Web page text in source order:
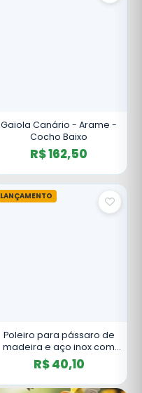
Gaiola Canário - Arame -
Cocho Baixo
R$ 162,50
LANÇAMENTO
Poleiro para pássaro de
madeira e aço inox com
tigela dupla 25cm
R$ 40,10